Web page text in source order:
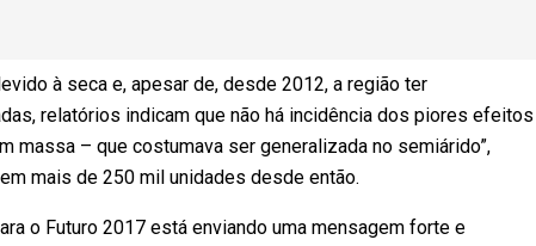
à seca e, apesar de, desde 2012, a região ter
relatórios indicam que não há incidência dos piores efeitos
massa – que costumava ser generalizada no semiárido”,
mais de 250 mil unidades desde então.
o Futuro 2017 está enviando uma mensagem forte e